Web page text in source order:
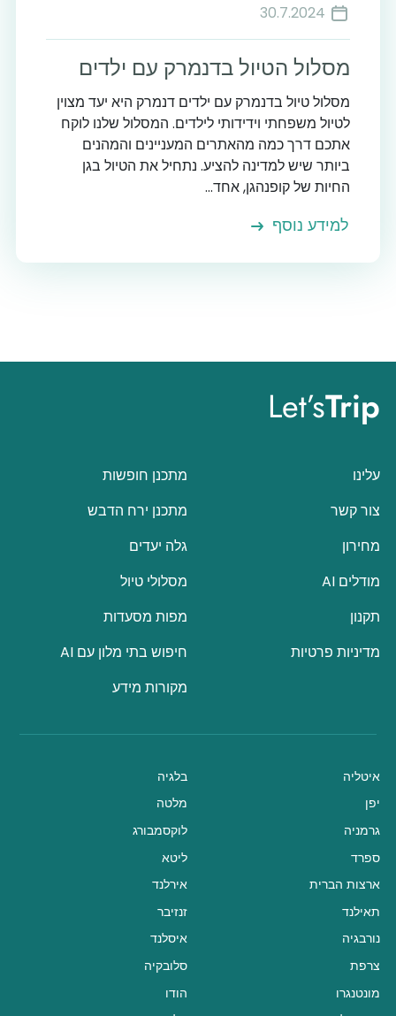
30.7.2024
מסלול הטיול בדנמרק עם ילדים
מסלול טיול בדנמרק עם ילדים דנמרק היא יעד מצוין
לטיול משפחתי וידידותי לילדים. המסלול שלנו לוקח
אתכם דרך כמה מהאתרים המעניינים והמהנים
ביותר שיש למדינה להציע. נתחיל את הטיול בגן
החיות של קופנהגן, אחד...
למידע נוסף
Let’sTrip
עלינו
צור קשר
מחירון
מודלים AI
תקנון
מדיניות פרטיות
מתכנן חופשות
מתכנן ירח הדבש
גלה יעדים
מסלולי טיול
מפות מסעדות
חיפוש בתי מלון עם AI
מקורות מידע
איטליה
יפן
גרמניה
ספרד
ארצות הברית
תאילנד
נורבגיה
צרפת
מונטנגרו
בלגיה
מלטה
לוקסמבורג
ליטא
אירלנד
זנזיבר
איסלנד
סלובקיה
הודו